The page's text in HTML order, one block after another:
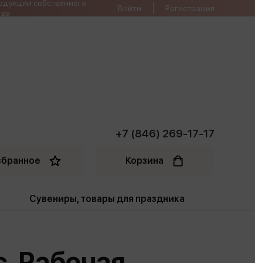
собственного
Войти Регистрация
+7 (846) 269-17-17
Корзина
Сувениры, товары для праздника